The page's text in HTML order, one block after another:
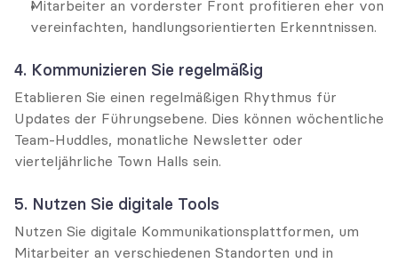
Mitarbeiter an vorderster Front profitieren eher von
vereinfachten, handlungsorientierten Erkenntnissen.
4. Kommunizieren Sie regelmäßig
Etablieren Sie einen regelmäßigen Rhythmus für
Updates der Führungsebene. Dies können wöchentliche
Team-Huddles, monatliche Newsletter oder
vierteljährliche Town Halls sein.
5. Nutzen Sie digitale Tools
Nutzen Sie digitale Kommunikationsplattformen, um
Mitarbeiter an verschiedenen Standorten und in